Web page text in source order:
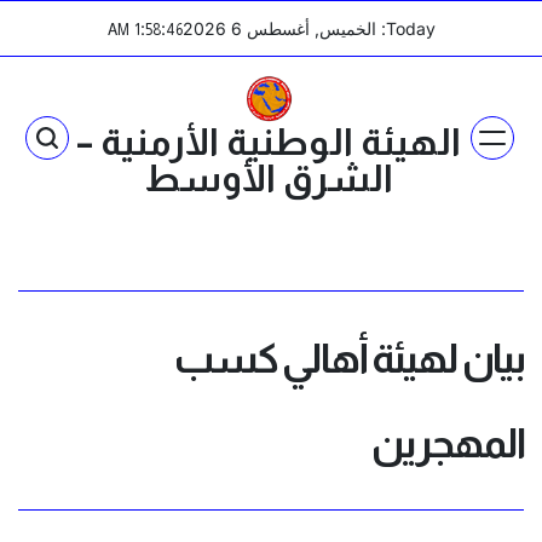
Today: الخميس, أغسطس 6 2026 1:58:46
AM
الهيئة الوطنية الأرمنية –
الشرق الأوسط
بيان لهيئة أهالي كسب
المهجرين